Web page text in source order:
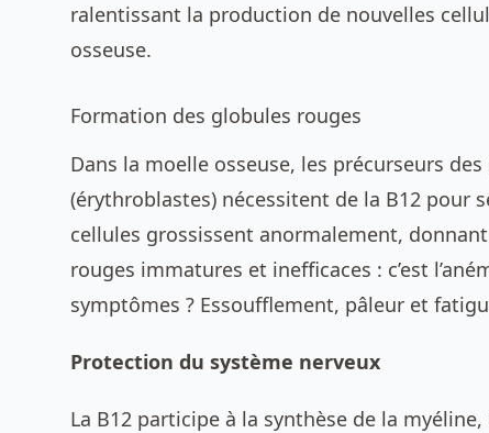
ralentissant la production de nouvelles
osseuse.
Formation des globules rouges
Dans la moelle osseuse, les précurseurs
(érythroblastes) nécessitent de la B12 pour
cellules grossissent anormalement,
rouges immatures et inefficaces : c’est
symptômes ? Essoufflement, pâleur et
Protection du système nerveux
La B12 participe à la synthèse de la